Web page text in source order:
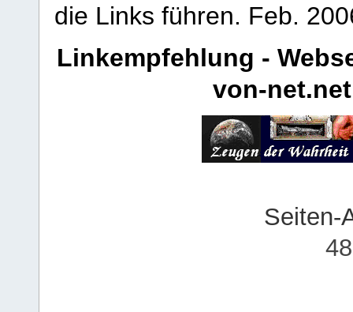
die Links führen. Feb.
Linkempfehlung -
von-net.net
Seiten-